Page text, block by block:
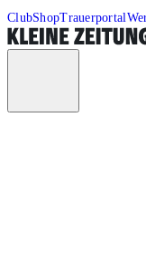
ClubShopTrauerportal